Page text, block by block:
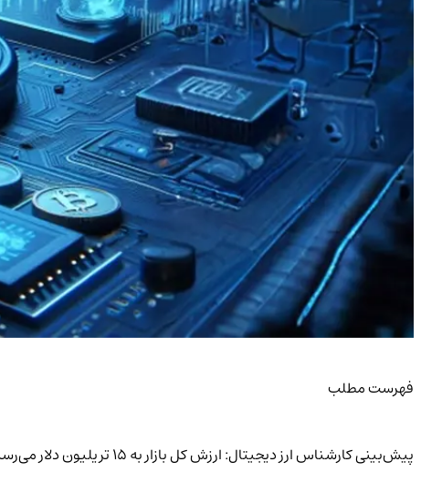
فهرست مطلب
پیش‌بینی کارشناس ارز دیجیتال: ارزش کل بازار به ۱۵ تریلیون دلار می‌رسد